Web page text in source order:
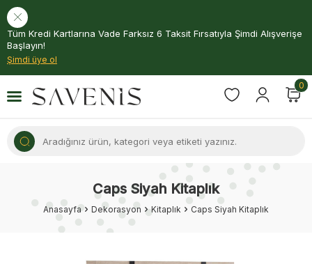
Tüm Kredi Kartlarına Vade Farksız 6 Taksit Fırsatıyla Şimdi Alışverişe
Başlayın!
Şimdi üye ol
0
Caps Siyah Kitaplık
Anasayfa Dekorasyon Kitaplık Caps Siyah Kitaplık